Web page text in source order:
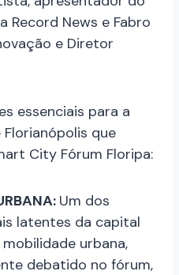
Record News e Fabro
e Diretor
essenciais para a
que
City Fórum Floripa:
Um dos
latentes da capital
urbana,
debatido no fórum,